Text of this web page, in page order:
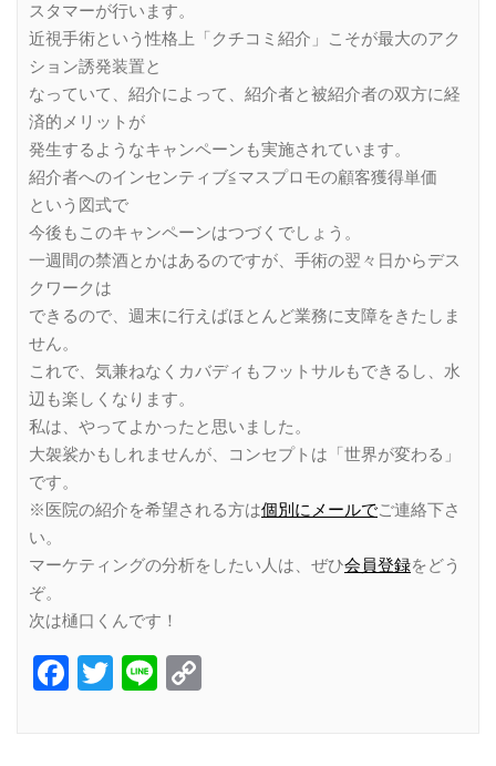
スタマーが行います。
近視手術という性格上「クチコミ紹介」こそが最大のアク
ション誘発装置と
なっていて、紹介によって、紹介者と被紹介者の双方に経
済的メリットが
発生するようなキャンペーンも実施されています。
紹介者へのインセンティブ≦マスプロモの顧客獲得単価
という図式で
今後もこのキャンペーンはつづくでしょう。
一週間の禁酒とかはあるのですが、手術の翌々日からデス
クワークは
できるので、週末に行えばほとんど業務に支障をきたしま
せん。
これで、気兼ねなくカバディもフットサルもできるし、水
辺も楽しくなります。
私は、やってよかったと思いました。
大袈裟かもしれませんが、コンセプトは「世界が変わる」
です。
※医院の紹介を希望される方は個別にメールでご連絡下さ
い。
マーケティングの分析をしたい人は、ぜひ会員登録をどう
ぞ。
次は樋口くんです！
Facebook
Twitter
Line